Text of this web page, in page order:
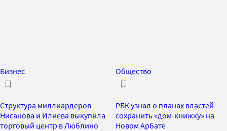
Бизнес
Структура миллиардеров
Нисанова и Илиева выкупила
торговый центр в Люблино
Общество
РБК узнал о планах властей
сохранить «дом-книжку» на
Новом Арбате